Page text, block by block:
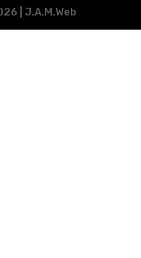
| J.A.M.Web